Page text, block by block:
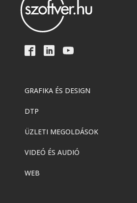
GRAFIKA ÉS DESIGN
DTP
ÜZLETI MEGOLDÁSOK
VIDEÓ ÉS AUDIÓ
WEB